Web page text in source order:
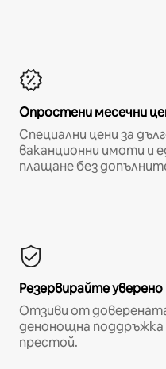
Опростени месечни
Специални цени за
ваканционни имоти и
плащане без
Резервирайте уверено
Отзиви от
денонощна поддръжка
престой.